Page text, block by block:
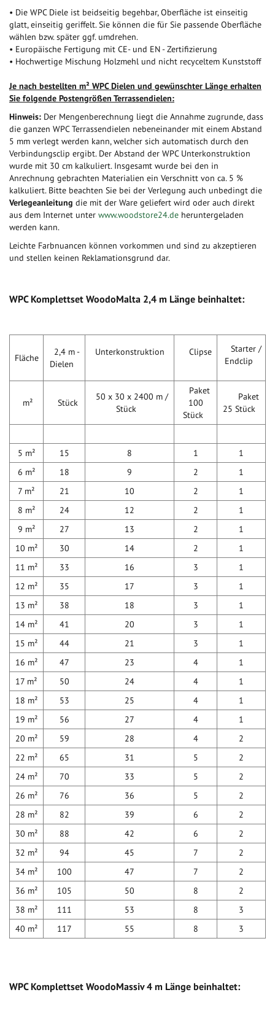
• Die WPC Diele ist beidseitig begehbar, Oberfläche ist einseitig
glatt, einseitig geriffelt. Sie können die für Sie passende Oberfläche
wählen bzw. später ggf. umdrehen.
• Europäische Fertigung mit CE- und EN - Zertifizierung
• Hochwertige Mischung Holzmehl und nicht recyceltem Kunststoff
Je nach bestellten m² WPC Dielen und gewünschter Länge erhalten
Sie folgende Postengrößen Terrassendielen:
Hinweis: Der Mengenberechnung liegt die Annahme zugrunde, dass
die ganzen WPC Terrassendielen nebeneinander mit einem Abstand
5 mm verlegt werden kann, welcher sich automatisch durch den
Verbindungsclip ergibt. Der Abstand der WPC Unterkonstruktion
wurde mit 30 cm kalkuliert. Insgesamt wurde bei den in
Anrechnung gebrachten Materialien ein Verschnitt von ca. 5 %
kalkuliert. Bitte beachten Sie bei der Verlegung auch unbedingt die
Verlegeanleitung die mit der Ware geliefert wird oder auch direkt
aus dem Internet unter www.woodstore24.de heruntergeladen
werden kann.
Leichte Farbnuancen können vorkommen und sind zu akzeptieren
und stellen keinen Reklamationsgrund dar.
WPC Komplettset WoodoMalta 2,4 m Länge beinhaltet:
Fläche
2,4 m -
Dielen
Unterkonstruktion Clipse
Starter /
Endclip
m² Stück
50 x 30 x 2400 m /
Stück
Paket
100
Stück
Paket
25 Stück
5 m² 15 8 1
1
6 m²
18 9 2
1
7 m²
21 10 2
1
8 m²
24 12 2
1
9 m²
27 13 2
1
10 m²
30 14 2
1
11 m²
33 16 3
1
12 m²
35 17 3
1
13 m²
38 18 3
1
14 m²
41 20 3
1
15 m²
44 21 3
1
16 m²
47 23 4
1
17 m²
50 24 4
1
18 m²
53 25 4
1
19 m²
56 27 4
1
20 m²
59 28 4
2
22 m²
65 31 5
2
24 m²
70 33 5
2
26 m²
76 36 5
2
28 m²
82 39 6
2
30 m²
88 42 6
2
32 m²
94 45 7
2
34 m²
100 47 7
2
36 m²
105 50 8
2
38 m²
111 53 8
3
40 m²
117 55 8 3
WPC Komplettset WoodoMassiv 4 m Länge beinhaltet: